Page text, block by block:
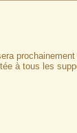
à tous les